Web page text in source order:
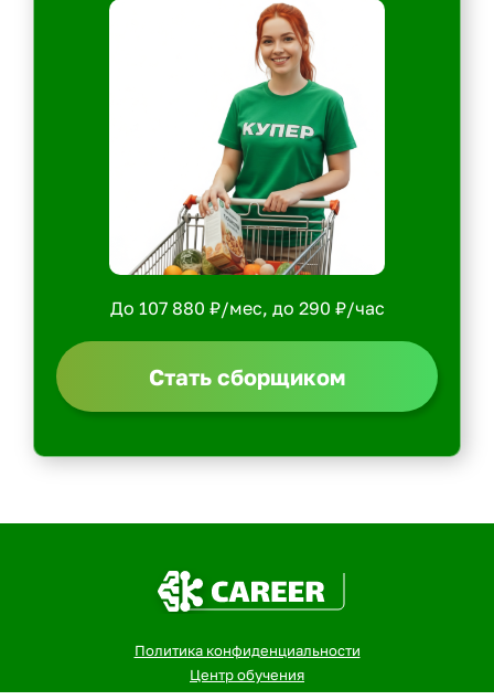
До 107 880 ₽/мес, до 290 ₽/час
Стать сборщиком
Политика конфиденциальности
Центр обучения